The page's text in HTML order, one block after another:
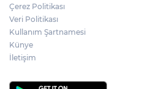
Çerez Politikası
Veri Politikası
Kullanım Şartnamesi
Künye
İletişim